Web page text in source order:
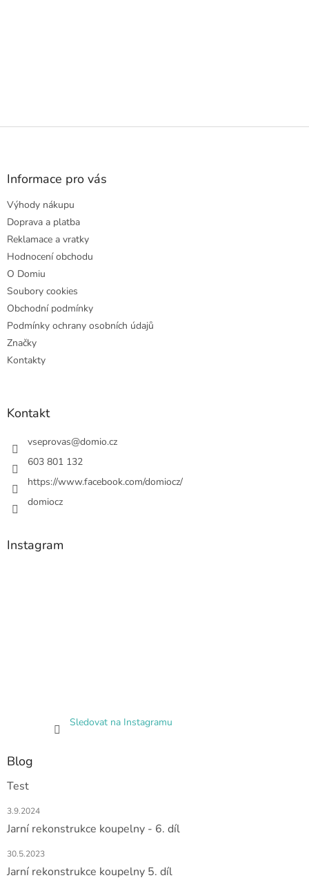
Z
Informace pro vás
Výhody nákupu
Doprava a platba
Reklamace a vratky
Hodnocení obchodu
O Domiu
Soubory cookies
Obchodní podmínky
Podmínky ochrany osobních údajů
Značky
Kontakty
Kontakt
vseprovas@domio.cz
603 801 132
https://www.facebook.com/domiocz/
domiocz
Instagram
Sledovat na Instagramu
Blog
Test
3.9.2024
Jarní rekonstrukce koupelny - 6. díl
30.5.2023
Jarní rekonstrukce koupelny 5. díl